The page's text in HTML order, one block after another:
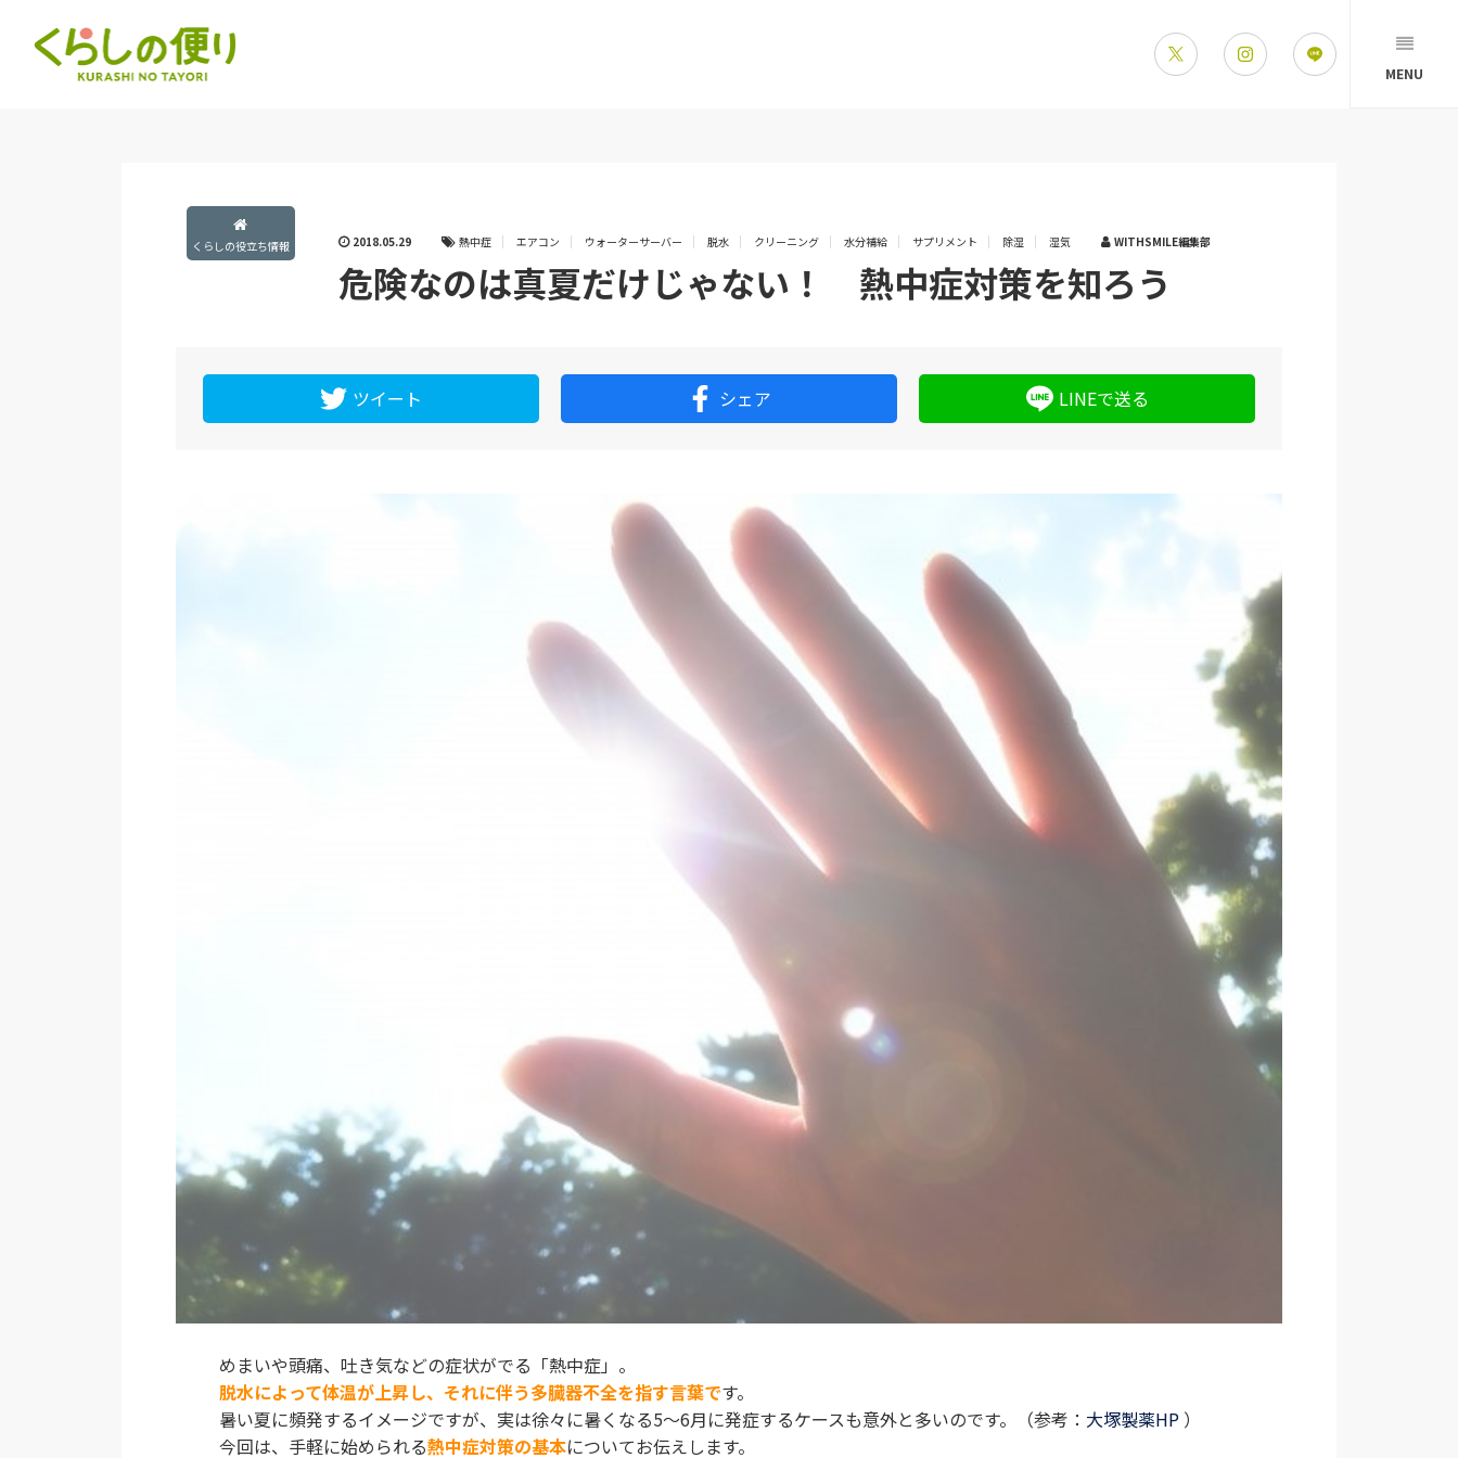
MENU
くらしの役立ち情報 2018.05.29 熱中症 エアコン ウォーターサーバー 脱水 クリーニング 水分補給 サプリメント 除湿 湿気 WITHSMILE編集部
危険なのは真夏だけじゃない！ 熱中症対策を知ろう
ツイート シェア LINEで送る
めまいや頭痛、吐き気などの症状がでる「熱中症」。
脱水によって体温が上昇し、それに伴う多臓器不全を指す言葉です。
暑い夏に頻発するイメージですが、実は徐々に暑くなる5～6月に発症するケースも意外と多いのです。（参考： 大塚製薬HP ）
今回は、手軽に始められる熱中症対策の基本についてお伝えします。